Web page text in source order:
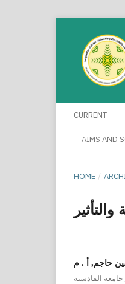
CURRENT
AIMS AND
HOME /
جامعة القادسية